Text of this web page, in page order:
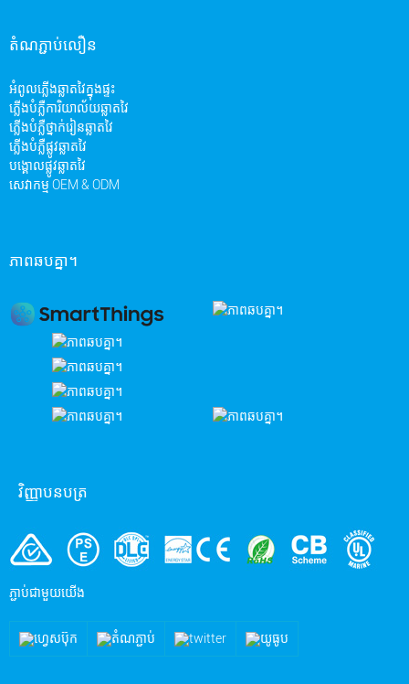
តំណភ្ជាប់លឿន
អំពូលភ្លើងឆ្លាតវៃក្នុងផ្ទះ
ភ្លើងបំភ្លឺការិយាល័យឆ្លាតវៃ
ភ្លើងបំភ្លឺថ្នាក់រៀនឆ្លាតវៃ
ភ្លើងបំភ្លឺផ្លូវឆ្លាតវៃ
បង្គោលផ្លូវឆ្លាតវៃ
សេវាកម្ម OEM & ODM
ភាពឆបគ្នា។
វិញ្ញាបនបត្រ
ភ្ជាប់ជាមួយយើង